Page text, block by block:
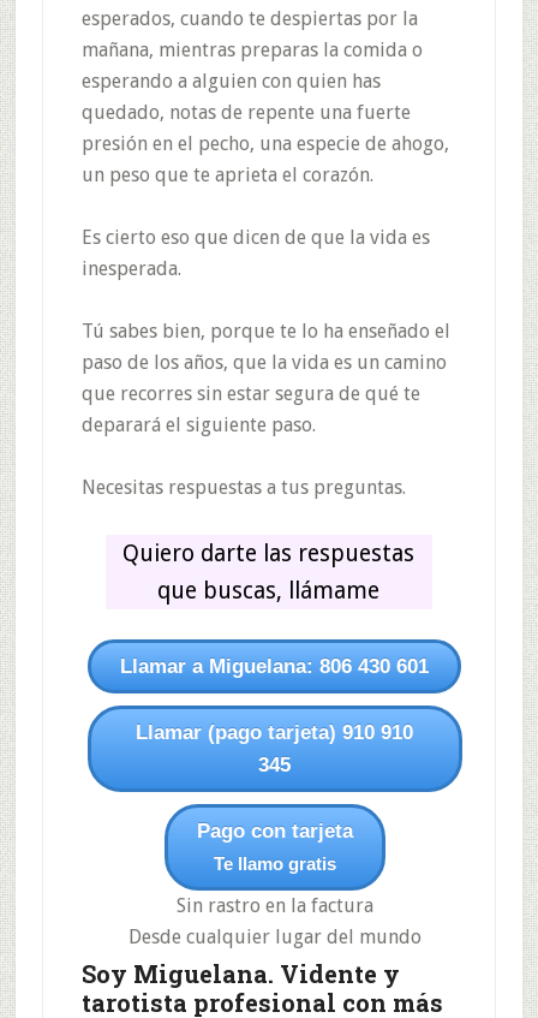
esperados, cuando te despiertas por la
mañana, mientras preparas la comida o
esperando a alguien con quien has
quedado, notas de repente una fuerte
presión en el pecho, una especie de ahogo,
un peso que te aprieta el corazón.
Es cierto eso que dicen de que la vida es
inesperada.
Tú sabes bien, porque te lo ha enseñado el
paso de los años, que la vida es un camino
que recorres sin estar segura de qué te
deparará el siguiente paso.
Necesitas respuestas a tus preguntas.
Quiero darte las respuestas
que buscas, llámame
Llamar a Miguelana: 806 430 601
Llamar (pago tarjeta) 910 910
345
Pago con tarjeta
Te llamo gratis
Sin rastro en la factura
Desde cualquier lugar del mundo
Soy Miguelana. Vidente y
tarotista profesional con más